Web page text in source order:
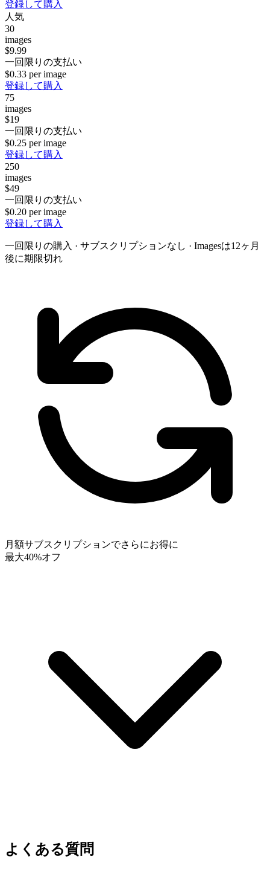
登録して購入
人気
30
images
$9.99
一回限りの支払い
$0.33 per image
登録して購入
75
images
$19
一回限りの支払い
$0.25 per image
登録して購入
250
images
$49
一回限りの支払い
$0.20 per image
登録して購入
一回限りの購入 · サブスクリプションなし · Imagesは12ヶ月
後に期限切れ
月額サブスクリプションでさらにお得に
最大40%オフ
よくある質問